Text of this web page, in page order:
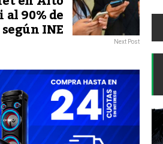
90% de
INE Next Post